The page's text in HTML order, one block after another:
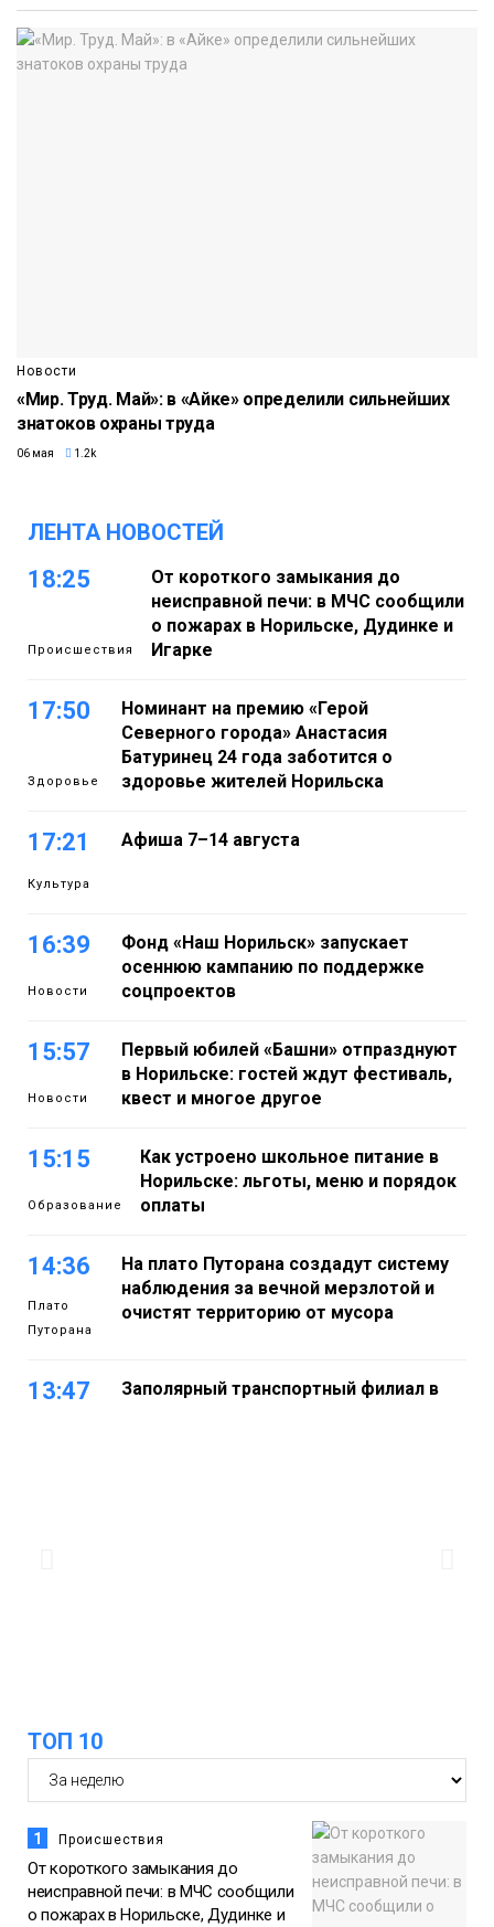
Новости
«Мир. Труд. Май»: в «Айке» определили сильнейших
знатоков охраны труда
06 мая 1.2k
ЛЕНТА НОВОСТЕЙ
18:25
Происшествия
От короткого замыкания до
неисправной печи: в МЧС сообщили
о пожарах в Норильске, Дудинке и
Игарке
17:50
Здоровье
Номинант на премию «Герой
Северного города» Анастасия
Батуринец 24 года заботится о
здоровье жителей Норильска
17:21
Культура
Афиша 7–14 августа
16:39
Новости
Фонд «Наш Норильск» запускает
осеннюю кампанию по поддержке
соцпроектов
15:57
Новости
Первый юбилей «Башни» отпразднуют
в Норильске: гостей ждут фестиваль,
квест и многое другое
15:15
Образование
Как устроено школьное питание в
Норильске: льготы, меню и порядок
оплаты
14:36
Плато
Путорана
На плато Путорана создадут систему
наблюдения за вечной мерзлотой и
очистят территорию от мусора
13:47
Заполярный транспортный филиал в
ТОП 10
1 Происшествия
От короткого замыкания до
неисправной печи: в МЧС сообщили
о пожарах в Норильске, Дудинке и